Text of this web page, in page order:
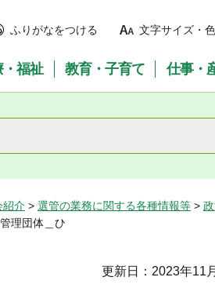
ふりがなをつける 文字サイズ・
・福祉 教育・子育て 仕事・
紹介 > 選管の業務に関する各種情報等 >
理団体＿ひ
更新日：2023年11